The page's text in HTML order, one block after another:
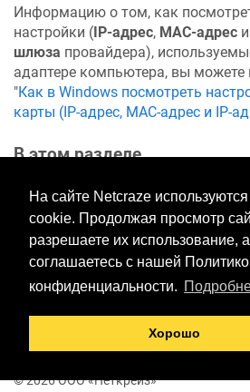
На сайте Netcraze
cookie. Продолжая просмотр
разрешаете их использование,
соглашаетесь с нашей
конфиденциальности.
Хорошо
Информацию о том, как
настройки (IP-адрес, MAC-адрес и
шлюза провайдера),
адаптере компьютера, вы можете
"Как в Windows посмотреть
карты (IP-адрес, MAC-адрес и IP-
В этом разделе
Хотите оставить
Нажмите здесь,
© 2026 ООО «Неткрейз»